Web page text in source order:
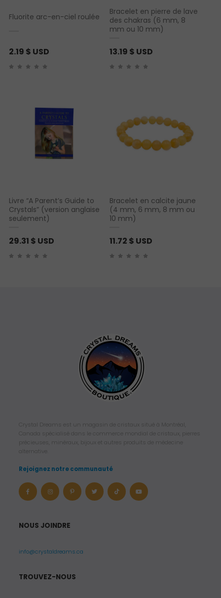
Fluorite arc-en-ciel roulée
2.19 $ USD
Bracelet en pierre de lave
des chakras (6 mm, 8
mm ou 10 mm)
13.19 $ USD
Livre “A Parent’s Guide to
Crystals” (version anglaise
seulement)
29.31 $ USD
Bracelet en calcite jaune
(4 mm, 6 mm, 8 mm ou
10 mm)
11.72 $ USD
Crystal Dreams est un magasin de cristaux situé à Montréal,
Canada spécialisé dans le commerce mondial de cristaux, pierres
précieuses, minéraux, bijoux et autres produits de médecine
alternative.
Rejoignez notre communauté
NOUS JOINDRE
info@crystaldreams.ca
TROUVEZ-NOUS